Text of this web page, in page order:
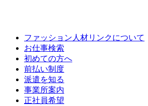
ファッション人材リンクについて
お仕事検索
初めての方へ
前払い制度
派遣を知る
事業所案内
正社員希望